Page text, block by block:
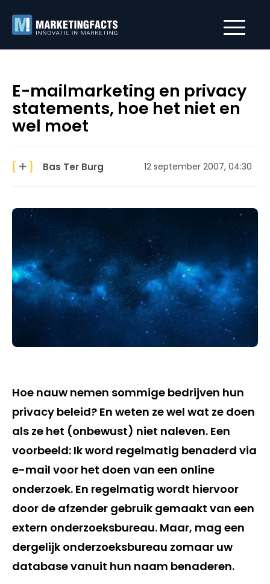
E-mailmarketing en privacy
statements, hoe het niet en
wel moet
Bas Ter Burg 12 september 2007, 04:30
Hoe nauw nemen sommige bedrijven hun
privacy beleid? En weten ze wel wat ze doen
als ze het (onbewust) niet naleven. Een
voorbeeld: Ik word regelmatig benaderd via
e-mail voor het doen van een online
onderzoek. En regelmatig wordt hiervoor
door de afzender gebruik gemaakt van een
extern onderzoeksbureau. Maar, mag een
dergelijk onderzoeksbureau zomaar uw
database vanuit hun naam benaderen.